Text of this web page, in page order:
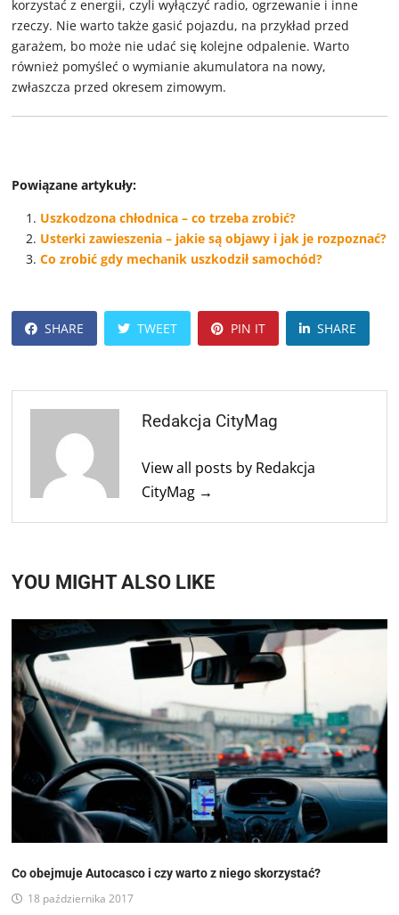
korzystać z energii, czyli wyłączyć radio, ogrzewanie i inne
rzeczy. Nie warto także gasić pojazdu, na przykład przed
garażem, bo może nie udać się kolejne odpalenie. Warto
również pomyśleć o wymianie akumulatora na nowy,
zwłaszcza przed okresem zimowym.
Powiązane artykuły:
Uszkodzona chłodnica – co trzeba zrobić?
Usterki zawieszenia – jakie są objawy i jak je rozpoznać?
Co zrobić gdy mechanik uszkodził samochód?
SHARE TWEET PIN IT SHARE
Redakcja CityMag
View all posts by Redakcja
CityMag →
YOU MIGHT ALSO LIKE
Co obejmuje Autocasco i czy warto z niego skorzystać?
18 października 2017